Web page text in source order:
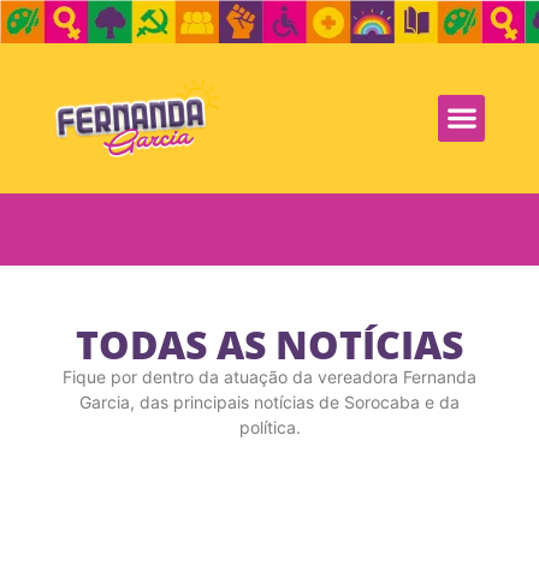
TODAS AS NOTÍCIAS
Fique por dentro da atuação da vereadora Fernanda
Garcia, das principais notícias de Sorocaba e da
política.